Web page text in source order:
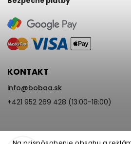
KONTAKT
info@bobaa.sk
+421 952 269 428 (13:00-18:00)